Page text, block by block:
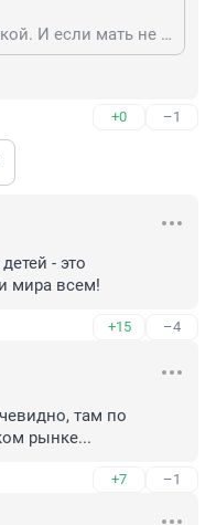
Он не усыновлён, а под опекой. И если мать не лишена родительских прав то вполне законно может с ним воссоединиться. Но это вряд ли если он всю жизнь в приюте. Значит не нужен был с самого рождения. Зато вырастет в большой семье, с обоими родителями и кучей братьев-сестёр.
+0 –1
- это
мира всем!
+15 –4
там по
рынке...
+7 –1